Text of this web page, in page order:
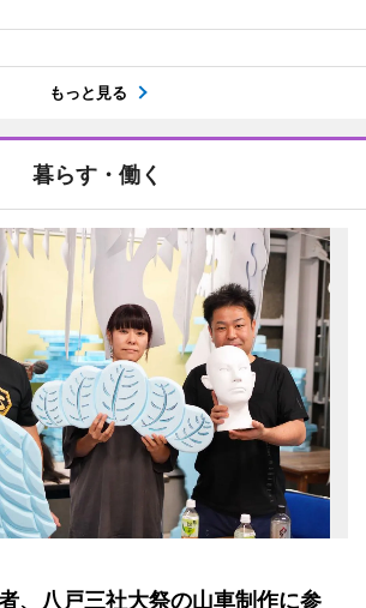
もっと見る
暮らす・働く
、八戸三社大祭の山車制作に参